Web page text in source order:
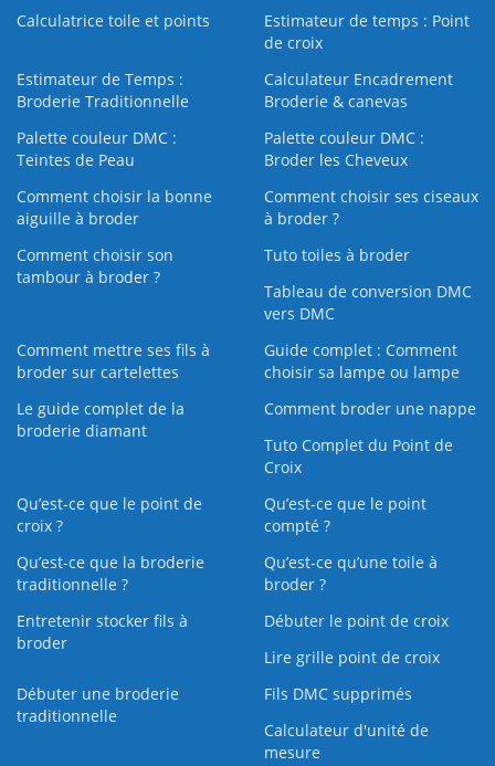
Calculatrice toile et points
Estimateur de temps : Point
de croix
Estimateur de Temps :
Broderie Traditionnelle
Calculateur Encadrement
Broderie & canevas
Palette couleur DMC :
Teintes de Peau
Palette couleur DMC :
Broder les Cheveux
Comment choisir la bonne
aiguille à broder
Comment choisir ses ciseaux
à broder ?
Comment choisir son
tambour à broder ?
Tuto toiles à broder
Tableau de conversion DMC
vers DMC
Comment mettre ses fils à
broder sur cartelettes
Guide complet : Comment
choisir sa lampe ou lampe
Le guide complet de la
broderie diamant
Comment broder une nappe
Tuto Complet du Point de
Croix
Qu’est-ce que le point de
croix ?
Qu’est-ce que le point
compté ?
Qu’est-ce que la broderie
traditionnelle ?
Qu’est‑ce qu’une toile à
broder ?
Entretenir stocker fils à
broder
Débuter le point de croix
Lire grille point de croix
Débuter une broderie
traditionnelle
Fils DMC supprimés
Calculateur d'unité de
mesure